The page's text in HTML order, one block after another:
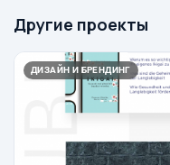
Другие проекты
ДИЗАЙН И БРЕНДИНГ